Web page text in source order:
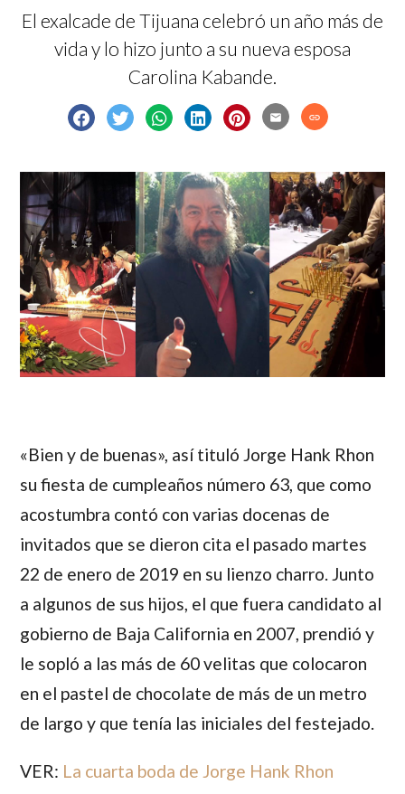
El exalcade de Tijuana celebró un año más de
vida y lo hizo junto a su nueva esposa
Carolina Kabande.
email link
«Bien y de buenas», así tituló Jorge Hank Rhon
su fiesta de cumpleaños número 63, que como
acostumbra contó con varias docenas de
invitados que se dieron cita el pasado martes
22 de enero de 2019 en su lienzo charro. Junto
a algunos de sus hijos, el que fuera candidato al
gobierno de Baja California en 2007, prendió y
le sopló a las más de 60 velitas que colocaron
en el pastel de chocolate de más de un metro
de largo y que tenía las iniciales del festejado.
VER: La cuarta boda de Jorge Hank Rhon